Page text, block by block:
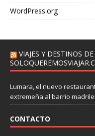
WordPress.org
VIAJES Y DESTINOS
Lumara, el nuevo
extremeña al barrio
CONTACTO